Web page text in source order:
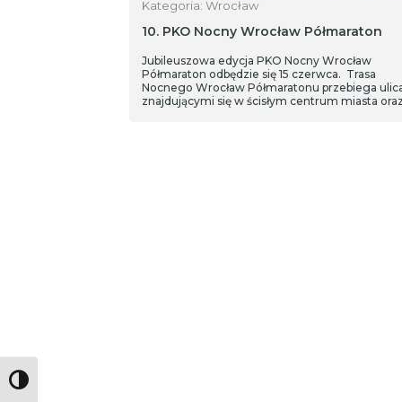
Toggle High Contrast
Kategoria: Wrocław
10. PKO Nocny Wrocław Półmaraton
Jubileuszowa edycja PKO Nocny Wrocław
Półmaraton odbędzie się 15 czerwca. Trasa
Nocnego Wrocław Półmaratonu przebiega
znajdującymi się w ścisłym centrum miasta